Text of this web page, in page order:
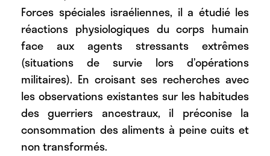
Forces spéciales israéliennes, il a étudié les
réactions physiologiques du corps humain
face aux agents stressants extrêmes
(situations de survie lors d’opérations
militaires). En croisant ses recherches avec
les observations existantes sur les habitudes
des guerriers ancestraux, il préconise la
consommation des aliments à peine cuits et
non transformés.